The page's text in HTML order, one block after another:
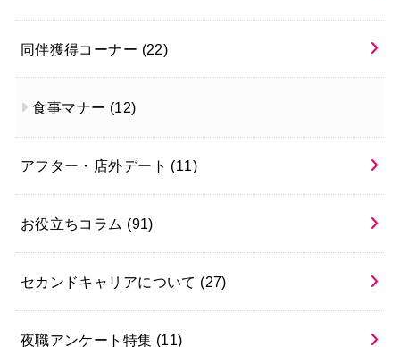
同伴獲得コーナー (22)
食事マナー (12)
アフター・店外デート (11)
お役立ちコラム (91)
セカンドキャリアについて (27)
夜職アンケート特集 (11)